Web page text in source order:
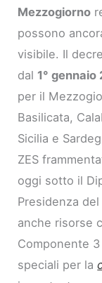
Mezzogiorno
possono
visibile. Il
dal 1° gennaio
per il
Basilicata,
Sicilia e
ZES
oggi sotto il
Presidenza
anche risorse
Componente
speciali per la